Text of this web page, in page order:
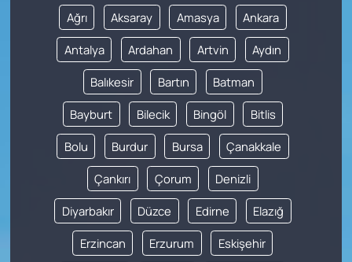
Ağrı Aksaray Amasya Ankara
Antalya Ardahan Artvin Aydın
Balıkesir Bartın Batman
Bayburt Bilecik Bingöl Bitlis
Bolu Burdur Bursa Çanakkale
Çankırı Çorum Denizli
Diyarbakır Düzce Edirne Elazığ
Erzincan Erzurum Eskişehir